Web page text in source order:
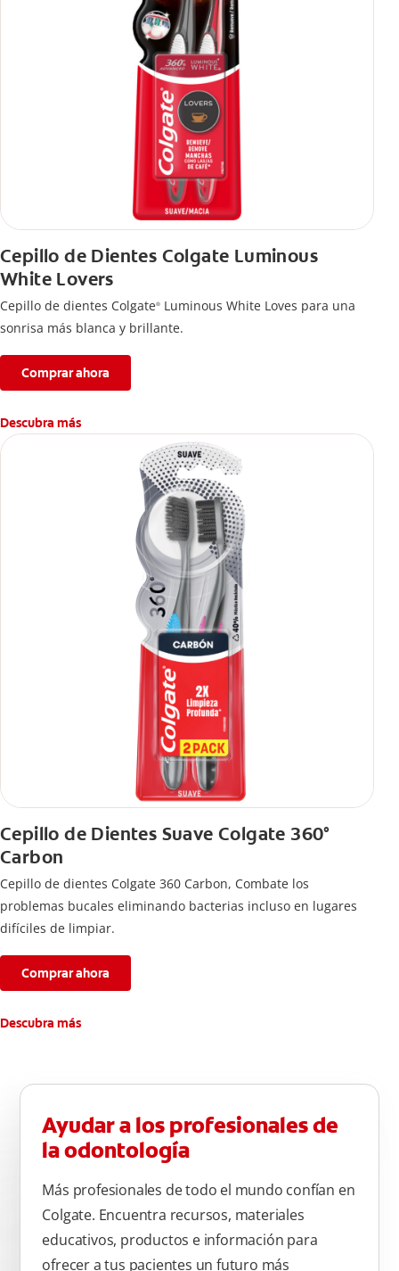
Cepillo de Dientes Colgate Luminous
White Lovers
Cepillo de dientes Colgate® Luminous White Loves para una
sonrisa más blanca y brillante.
Comprar ahora
Descubra más
Cepillo de Dientes Suave Colgate 360°
Carbon
Cepillo de dientes Colgate 360 ​​Carbon, Combate los
problemas bucales eliminando bacterias incluso en lugares
difíciles de limpiar.
Comprar ahora
Descubra más
Ayudar a los profesionales de
la odontología
Más profesionales de todo el mundo confían en
Colgate. Encuentra recursos, materiales
educativos, productos e información para
ofrecer a tus pacientes un futuro más